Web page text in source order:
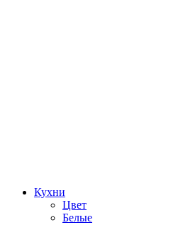
Кухни
Цвет
Белые